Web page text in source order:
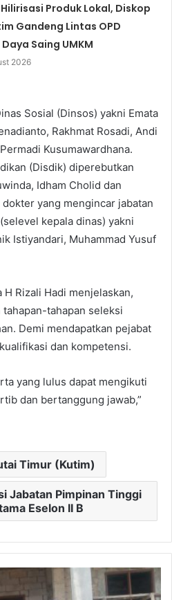
Produk Lokal, Diskop
Gandeng Lintas OPD
Saing UMKM
2026
Sosial (Dinsos) yakni Emata
Rakhmat Rosadi, Andi
Kusumawardhana.
(Disdik) diperebutkan
Idham Cholid dan
yang mengincar jabatan
kepala dinas) yakni
Istiyandari, Muhammad Yusuf
H Rizali Hadi menjelaskan,
tahapan seleksi
Demi mendapatkan pejabat
dan kompetensi.
yang lulus dapat mengikuti
dan bertanggung jawab,”
Timur (Kutim)
Jabatan Pimpinan Tinggi
Eselon II B